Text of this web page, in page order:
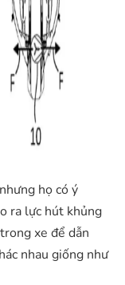
họ có ý
ra lực hút khủng
xe để dẫn
nhau giống như